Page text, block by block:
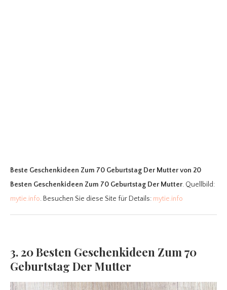
Beste Geschenkideen Zum 70 Geburtstag Der Muttervon 20
Besten Geschenkideen Zum 70 Geburtstag Der Mutter. Quellbild:
mytie.info. Besuchen Sie diese Site für Details: mytie.info
3. 20 Besten Geschenkideen Zum 70
Geburtstag Der Mutter